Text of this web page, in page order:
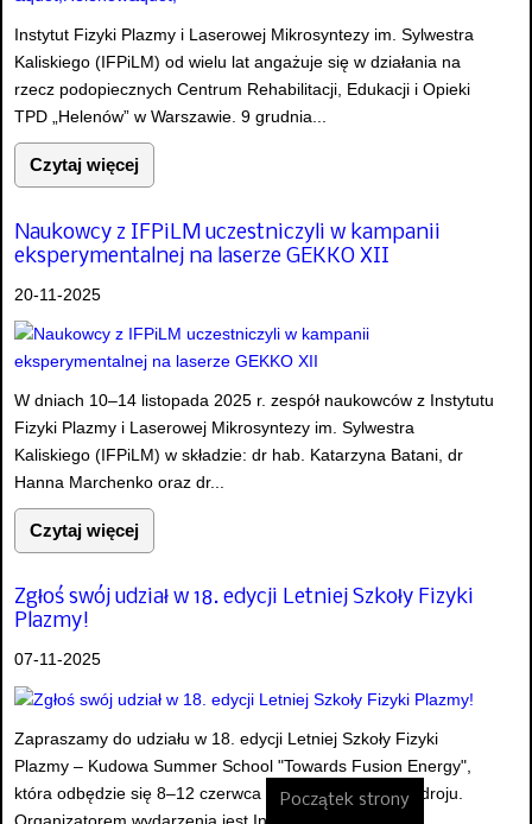
Instytut Fizyki Plazmy i Laserowej Mikrosyntezy im. Sylwestra
Kaliskiego (IFPiLM) od wielu lat angażuje się w działania na
rzecz podopiecznych Centrum Rehabilitacji, Edukacji i Opieki
TPD „Helenów” w Warszawie. 9 grudnia...
Czytaj więcej
Naukowcy z IFPiLM uczestniczyli w kampanii
eksperymentalnej na laserze GEKKO XII
20-11-2025
W dniach 10–14 listopada 2025 r. zespół naukowców z Instytutu
Fizyki Plazmy i Laserowej Mikrosyntezy im. Sylwestra
Kaliskiego (IFPiLM) w składzie: dr hab. Katarzyna Batani, dr
Hanna Marchenko oraz dr...
Czytaj więcej
Zgłoś swój udział w 18. edycji Letniej Szkoły Fizyki
Plazmy!
07-11-2025
Zapraszamy do udziału w 18. edycji Letniej Szkoły Fizyki
Plazmy – Kudowa Summer School "Towards Fusion Energy",
która odbędzie się 8–12 czerwca 2026 r. w Kudowie-Zdroju.
Organizatorem wydarzenia jest Instytut...
Początek strony